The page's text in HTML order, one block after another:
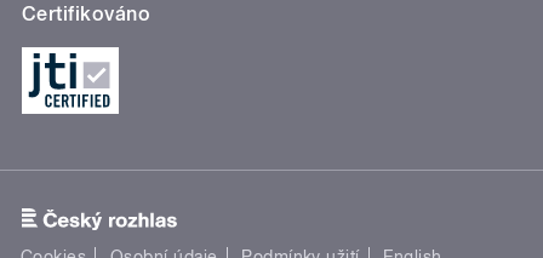
Certifikováno